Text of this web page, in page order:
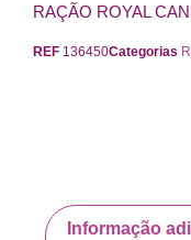
RAÇÃO ROYAL
REF 136450Categorias
Informação